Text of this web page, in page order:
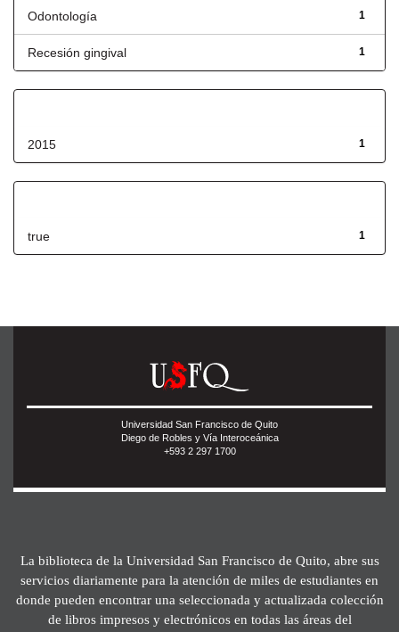
1
Odontología
1
Recesión gingival
1
2015
1
true
Universidad San Francisco de Quito
Diego de Robles y Vía Interoceánica
+593 2 297 1700
La biblioteca de la Universidad San Francisco de Quito, abre sus
servicios diariamente para la atención de miles de estudiantes en
donde pueden encontrar una seleccionada y actualizada colección
de libros impresos y electrónicos en todas las áreas del